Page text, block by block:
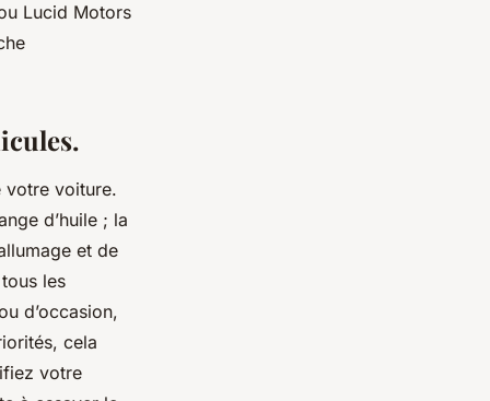
Lucid Motors
votre voiture.
d’huile ; la
et de
les
d’occasion,
cela
votre